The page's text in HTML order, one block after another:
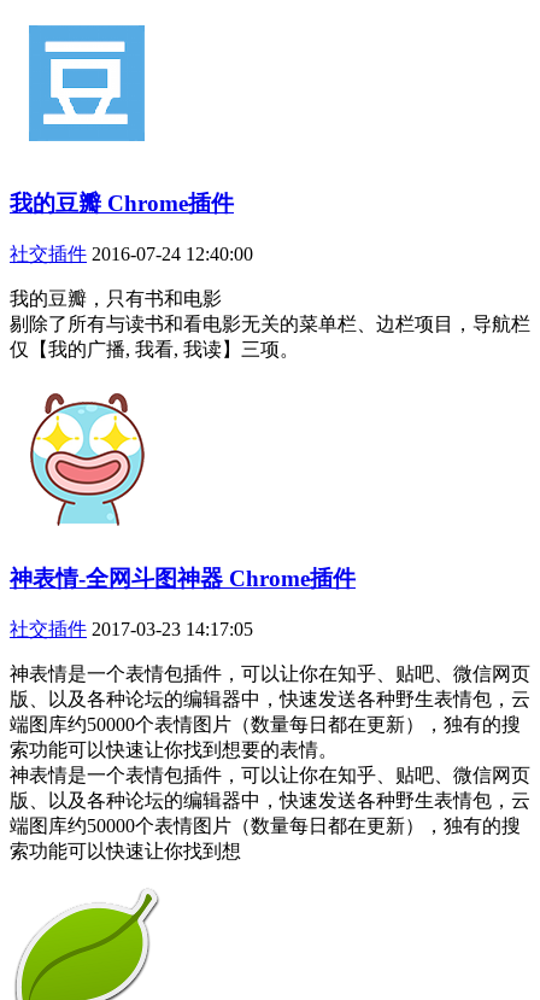
我的豆瓣 Chrome插件
社交插件 2016-07-24 12:40:00
我的豆瓣，只有书和电影
剔除了所有与读书和看电影无关的菜单栏、边栏项目，导航栏
仅【我的广播, 我看, 我读】三项。
神表情-全网斗图神器 Chrome插件
社交插件 2017-03-23 14:17:05
神表情是一个表情包插件，可以让你在知乎、贴吧、微信网页
版、以及各种论坛的编辑器中，快速发送各种野生表情包，云
端图库约50000个表情图片（数量每日都在更新），独有的搜
索功能可以快速让你找到想要的表情。
神表情是一个表情包插件，可以让你在知乎、贴吧、微信网页
版、以及各种论坛的编辑器中，快速发送各种野生表情包，云
端图库约50000个表情图片（数量每日都在更新），独有的搜
索功能可以快速让你找到想